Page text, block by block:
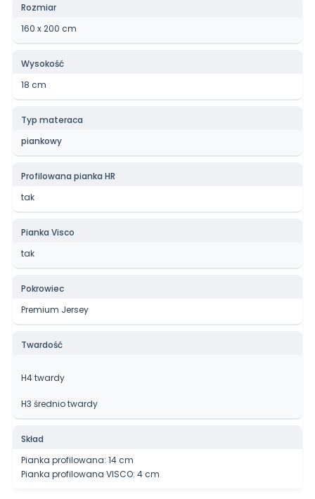
Rozmiar
160 x 200 cm
Wysokość
18 cm
Typ materaca
piankowy
Profilowana pianka HR
tak
Pianka Visco
tak
Pokrowiec
Premium Jersey
Twardość
H4 twardy
H3 średnio twardy
Skład
Pianka profilowana: 14 cm
Pianka profilowana VISCO: 4 cm